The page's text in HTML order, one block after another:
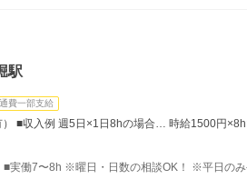
駅
費一部支給
） ■収入例 週5日×1日8hの場合… 時給1500円
実働7〜8h ※曜日・日数の相談OK！ ※平日の